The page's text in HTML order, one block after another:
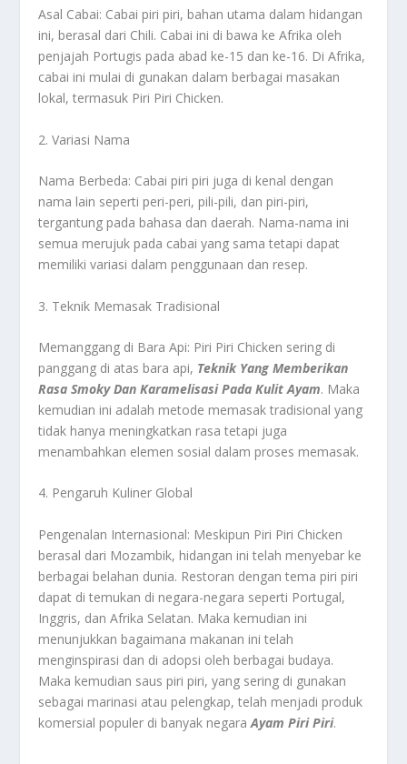
Asal Cabai: Cabai piri piri, bahan utama dalam hidangan
ini, berasal dari Chili. Cabai ini di bawa ke Afrika oleh
penjajah Portugis pada abad ke-15 dan ke-16. Di Afrika,
cabai ini mulai di gunakan dalam berbagai masakan
lokal, termasuk Piri Piri Chicken.
2. Variasi Nama
Nama Berbeda: Cabai piri piri juga di kenal dengan
nama lain seperti peri-peri, pili-pili, dan piri-piri,
tergantung pada bahasa dan daerah. Nama-nama ini
semua merujuk pada cabai yang sama tetapi dapat
memiliki variasi dalam penggunaan dan resep.
3. Teknik Memasak Tradisional
Memanggang di Bara Api: Piri Piri Chicken sering di
panggang di atas bara api, Teknik Yang Memberikan
Rasa Smoky Dan Karamelisasi Pada Kulit Ayam. Maka
kemudian ini adalah metode memasak tradisional yang
tidak hanya meningkatkan rasa tetapi juga
menambahkan elemen sosial dalam proses memasak.
4. Pengaruh Kuliner Global
Pengenalan Internasional: Meskipun Piri Piri Chicken
berasal dari Mozambik, hidangan ini telah menyebar ke
berbagai belahan dunia. Restoran dengan tema piri piri
dapat di temukan di negara-negara seperti Portugal,
Inggris, dan Afrika Selatan. Maka kemudian ini
menunjukkan bagaimana makanan ini telah
menginspirasi dan di adopsi oleh berbagai budaya.
Maka kemudian saus piri piri, yang sering di gunakan
sebagai marinasi atau pelengkap, telah menjadi produk
komersial populer di banyak negara Ayam Piri Piri.